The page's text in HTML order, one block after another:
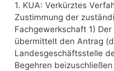
1. KUA: Verkürztes
Zustimmung der
Fachgewerkschaft 1)
übermittelt den Antrag
Landesgeschäftsstelle
Begehren